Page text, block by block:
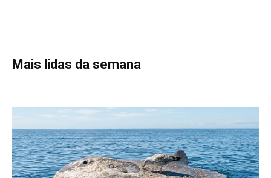
Peixe-lua emerge horizontalmente na superfície oceânica para
permitir que aves marinhas removam ectoparasitas